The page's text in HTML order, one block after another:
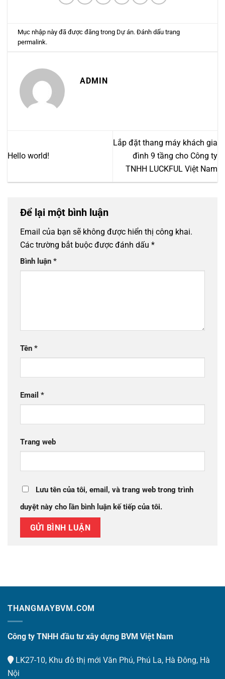
Mục nhập này đã được đăng trong Dự án. Đánh dấu trang
permalink.
ADMIN
Hello world!
Lắp đặt thang máy khách gia
đình 9 tầng cho Công ty
TNHH LUCKFUL Việt Nam
Để lại một bình luận
Email của bạn sẽ không được hiển thị công khai.
Các trường bắt buộc được đánh dấu *
Bình luận *
Tên *
Email *
Trang web
Lưu tên của tôi, email, và trang web trong trình
duyệt này cho lần bình luận kế tiếp của tôi.
THANGMAYBVM.COM
Công ty TNHH đầu tư xây dựng BVM Việt Nam
LK27-10, Khu đô thị mới Văn Phú, Phú La, Hà Đông, Hà
Nội